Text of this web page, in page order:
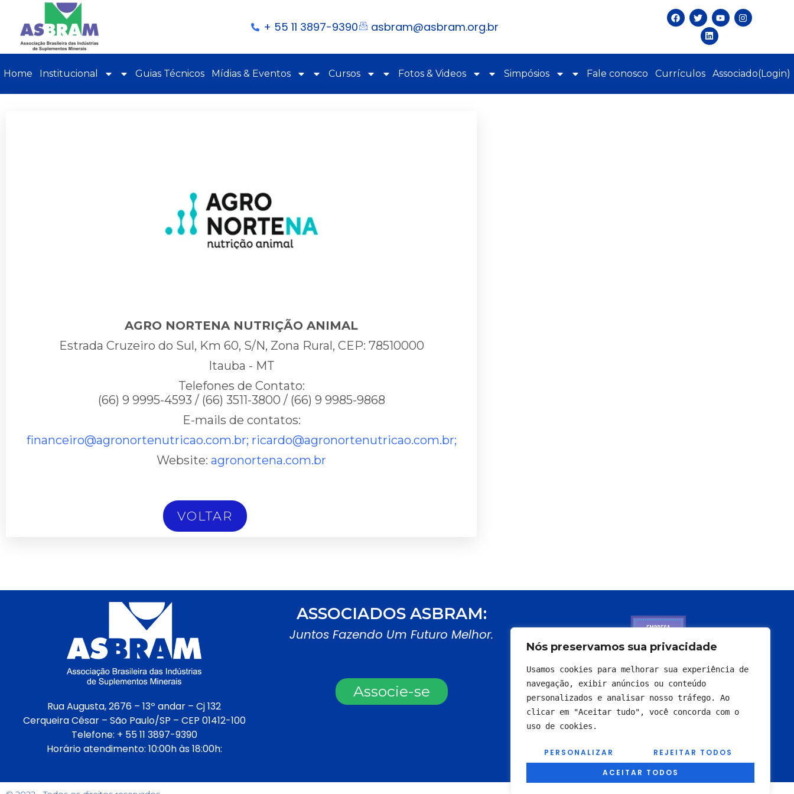
Nós preservamos sua privacidade
Usamos cookies para melhorar sua experiência de
navegação, exibir anúncios ou conteúdo
personalizados e analisar nosso tráfego. Ao
clicar em "Aceitar tudo", você concorda com o
uso de cookies.
PERSONALIZAR
REJEITAR TODOS
ACEITAR TODOS
+ 55 11 3897-9390 asbram@asbram.org.br
Home Institucional Guias Técnicos Mídias & Eventos Cursos Fotos & Videos Simpósios Fale conosco Currículos Associado(Login)
AGRO NORTENA NUTRIÇÃO ANIMAL
Estrada Cruzeiro do Sul, Km 60, S/N, Zona Rural, CEP: 78510000
Itauba - MT
Telefones de Contato:
(66) 9 9995-4593 / (66) 3511-3800 / (66) 9 9985-9868
E-mails de contatos:
financeiro@agronortenutricao.com.br; ricardo@agronortenutricao.com.br;
Website: agronortena.com.br
VOLTAR
Rua Augusta, 2676 – 13º andar – Cj 132
Cerqueira César – São Paulo/SP – CEP 01412-100
Telefone: + 55 11 3897-9390
Horário atendimento: 10:00h às 18:00h:
ASSOCIADOS ASBRAM:
Juntos Fazendo Um Futuro Melhor.
Associe-se